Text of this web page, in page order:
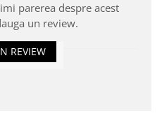
parerea despre acest
un review.
REVIEW